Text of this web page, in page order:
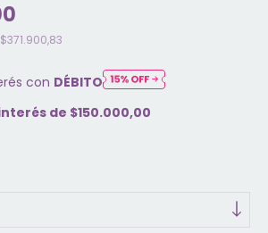
$371.900,83
con DÉBITO
de $150.000,00